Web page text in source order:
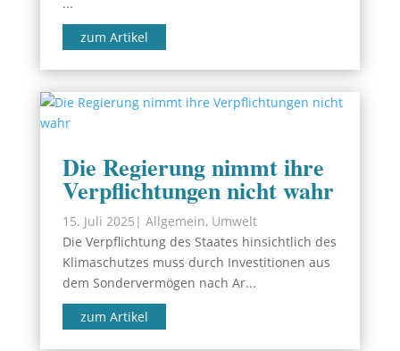
zum Artikel
Die Regierung nimmt ihre
Verpflichtungen nicht wahr
15. Juli 2025 | Allgemein, Umwelt
Die Verpflichtung des Staates hinsichtlich des
Klimaschutzes muss durch Investitionen aus
dem Sondervermögen nach Ar...
zum Artikel